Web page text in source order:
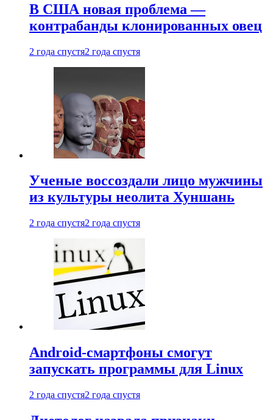
В США новая проблема —
контрабанды клонированных овец
2 года спустя2 года спустя
Ученые воссоздали лицо мужчины
из культуры неолита Хуншань
2 года спустя2 года спустя
Android-смартфоны смогут
запускать программы для Linux
2 года спустя2 года спустя